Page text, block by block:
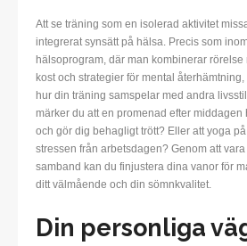
Att se träning som en isolerad aktivitet
integrerat synsätt på hälsa. Precis som
hälsoprogram, där man kombinerar
kost och strategier för mental
hur din träning samspelar med andra
märker du att en promenad efter
och gör dig behagligt trött? Eller att yoga
stressen från arbetsdagen? Genom att
samband kan du finjustera dina vanor för
ditt välmående och din sömnkvalitet.
Din personliga